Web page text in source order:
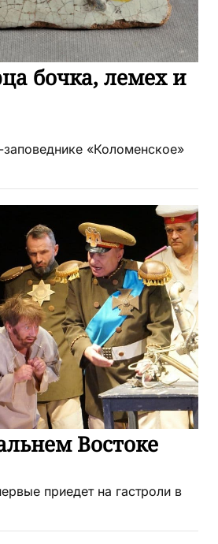
бочка, лемех и
заповеднике «Коломенское»
Востоке
приедет на гастроли в